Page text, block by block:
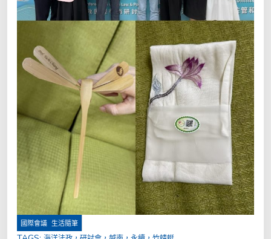
國際會議 生活隨筆